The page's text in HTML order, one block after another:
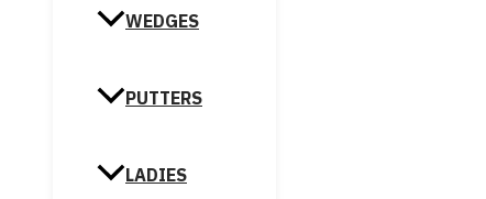
WEDGES
PUTTERS
LADIES